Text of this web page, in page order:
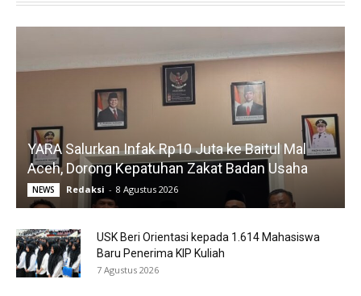
YARA Salurkan Infak Rp10 Juta ke Baitul Mal
Aceh, Dorong Kepatuhan Zakat Badan Usaha
NEWS Redaksi - 8 Agustus 2026
USK Beri Orientasi kepada 1.614 Mahasiswa
Baru Penerima KIP Kuliah
7 Agustus 2026